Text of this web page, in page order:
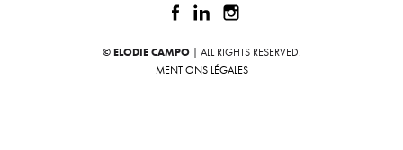
© ELODIE CAMPO| ALL RIGHTS RESERVED.
MENTIONS LÉGALES